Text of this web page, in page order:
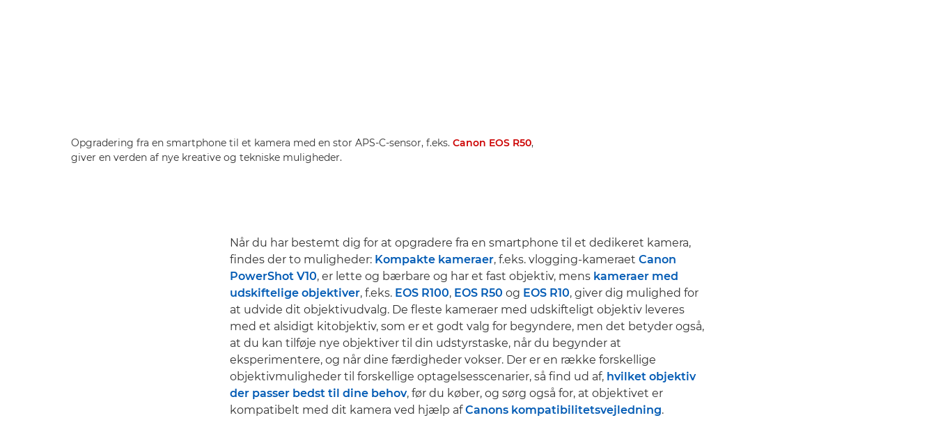
Opgradering fra en smartphone til et kamera med en stor APS-C-sensor, f.eks. Canon EOS R50,
giver en verden af nye kreative og tekniske muligheder.
Når du har bestemt dig for at opgradere fra en smartphone til et dedikeret kamera,
findes der to muligheder: Kompakte kameraer, f.eks. vlogging-kameraet Canon
PowerShot V10, er lette og bærbare og har et fast objektiv, mens kameraer med
udskiftelige objektiver, f.eks. EOS R100, EOS R50 og EOS R10, giver dig mulighed for
at udvide dit objektivudvalg. De fleste kameraer med udskifteligt objektiv leveres
med et alsidigt kitobjektiv, som er et godt valg for begyndere, men det betyder også,
at du kan tilføje nye objektiver til din udstyrstaske, når du begynder at
eksperimentere, og når dine færdigheder vokser. Der er en række forskellige
objektivmuligheder til forskellige optagelsesscenarier, så find ud af, hvilket objektiv
der passer bedst til dine behov, før du køber, og sørg også for, at objektivet er
kompatibelt med dit kamera ved hjælp afCanons kompatibilitetsvejledning.